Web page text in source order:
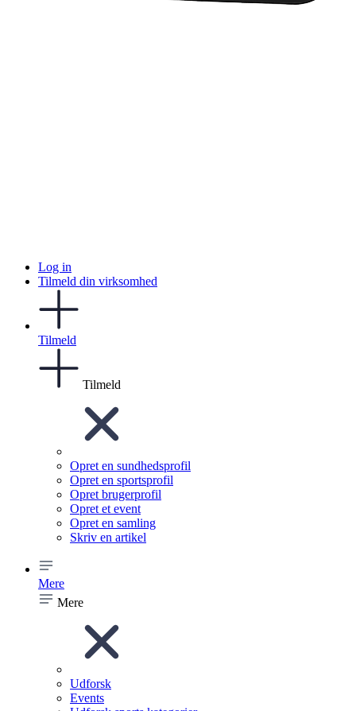
Log in
Tilmeld din virksomhed
Tilmeld
Tilmeld
Opret en sundhedsprofil
Opret en sportsprofil
Opret brugerprofil
Opret et event
Opret en samling
Skriv en artikel
Mere
Mere
Udforsk
Events